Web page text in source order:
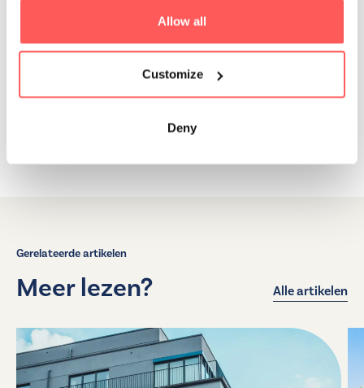
Allow all
Customize
Deny
Gerelateerde artikelen
Meer lezen? Alle artikelen